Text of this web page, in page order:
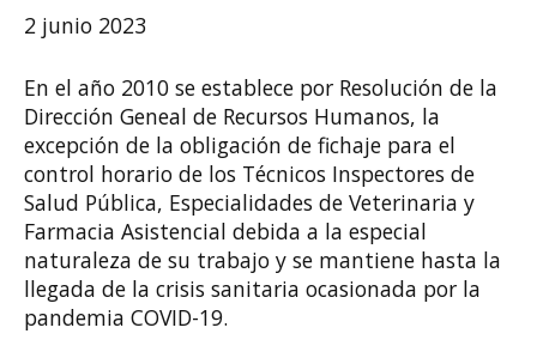
2 junio 2023
En el año 2010 se establece por Resolución de la
Dirección Geneal de Recursos Humanos, la
excepción de la obligación de fichaje para el
control horario de los Técnicos Inspectores de
Salud Pública, Especialidades de Veterinaria y
Farmacia Asistencial debida a la especial
naturaleza de su trabajo y se mantiene hasta la
llegada de la crisis sanitaria ocasionada por la
pandemia COVID-19.